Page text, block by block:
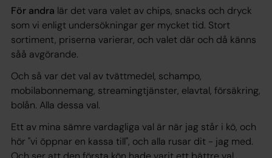
För andra lär det vara valet av chips, snacks och dryck
som vi enligt undersökningar ger mycket tid. Stort
sortiment, priserna varierar, och valet där och då känns
såå avgörande.
Och så var det val av tvättmedel, schampo,
mobilabonnemang, streamingtjänster, elavtal, försäkring,
bolån. Alla dessa val.
Ett av mina sämre vardagliga val är när jag står i kö, och
hör "vi öppnar en kassa till", och alla rusar dit - jag med.